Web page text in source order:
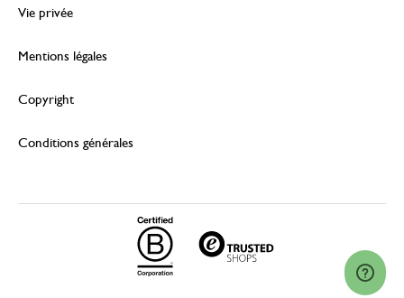
Vie privée
Mentions légales
Copyright
Conditions générales